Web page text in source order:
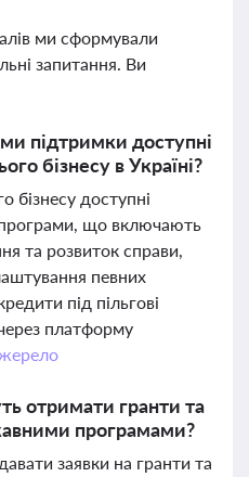
ми сформували
запитання. Ви
підтримки доступні
бізнесу в Україні?
бізнесу доступні
програми, що включають
та розвиток справи,
певних
під пільгові
платформу
отримати гранти та
програмами?
заявки на гранти та